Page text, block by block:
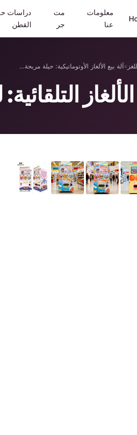
معلومات
عنا
مت
جر
دراسات
القطن
»آلة بيع الألغاز الأوتوماتيكية: حيلة مربحة…
الألغاز